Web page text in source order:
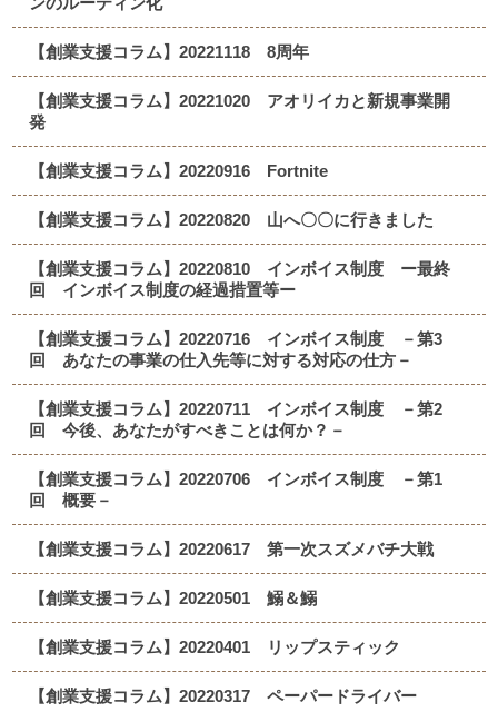
【創業支援コラム】20221118 8周年
【創業支援コラム】20221020 アオリイカと新規事業開
発
【創業支援コラム】20220916 Fortnite
【創業支援コラム】20220820 山へ〇〇に行きました
【創業支援コラム】20220810 インボイス制度 ー最終
回 インボイス制度の経過措置等ー
【創業支援コラム】20220716 インボイス制度 －第3
回 あなたの事業の仕入先等に対する対応の仕方－
【創業支援コラム】20220711 インボイス制度 －第2
回 今後、あなたがすべきことは何か？－
【創業支援コラム】20220706 インボイス制度 －第1
回 概要－
【創業支援コラム】20220617 第一次スズメバチ大戦
【創業支援コラム】20220501 鰯＆鰯
【創業支援コラム】20220401 リップスティック
【創業支援コラム】20220317 ペーパードライバー